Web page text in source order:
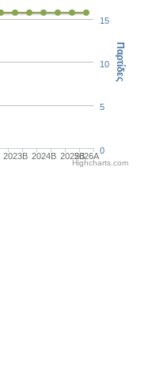
2023B 2024B 2025B2026A
0
5
10
15
Παρτίδες
Highcharts.com